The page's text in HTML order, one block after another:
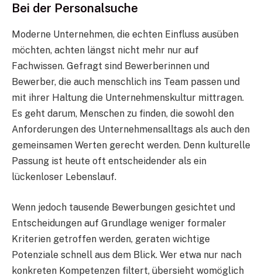
Bei der Personalsuche
Moderne Unternehmen, die echten Einfluss ausüben
möchten, achten längst nicht mehr nur auf
Fachwissen. Gefragt sind Bewerberinnen und
Bewerber, die auch menschlich ins Team passen und
mit ihrer Haltung die Unternehmenskultur mittragen.
Es geht darum, Menschen zu finden, die sowohl den
Anforderungen des Unternehmensalltags als auch den
gemeinsamen Werten gerecht werden. Denn kulturelle
Passung ist heute oft entscheidender als ein
lückenloser Lebenslauf.
Wenn jedoch tausende Bewerbungen gesichtet und
Entscheidungen auf Grundlage weniger formaler
Kriterien getroffen werden, geraten wichtige
Potenziale schnell aus dem Blick. Wer etwa nur nach
konkreten Kompetenzen filtert, übersieht womöglich